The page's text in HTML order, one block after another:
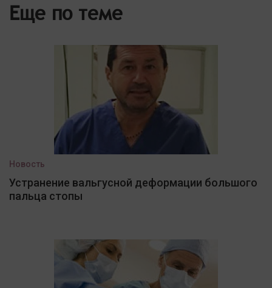
Еще по теме
Новость
Устранение вальгусной деформации большого
пальца стопы